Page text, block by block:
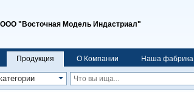
ООО "Восточная Модель Индастриал"
Продукция О Компании Наша фабрика